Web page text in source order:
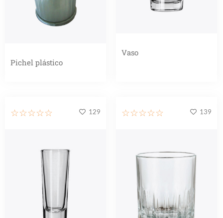
Pichel plástico
Vaso
☆☆☆☆☆ 129 ☆☆☆☆☆ 139